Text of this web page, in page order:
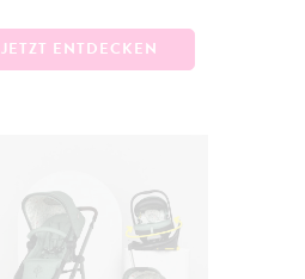
JETZT ENTDECKEN